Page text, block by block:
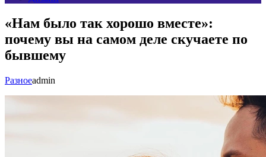
«Нам было так хорошо вместе»:
почему вы на самом деле скучаете по
бывшему
Разноеadmin